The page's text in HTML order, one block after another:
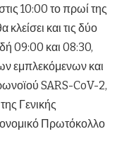
10:00 το πρωί της
και τις δύο
09:00 και 08:30,
εμπλεκόμενων και
SARS-CoV-2,
Γενικής
Πρωτόκολλο